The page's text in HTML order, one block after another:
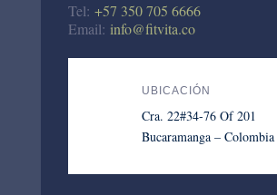
Tel: +57 350 705 6666
Email: info@fitvita.co
UBICACIÓN
Cra. 22#34-76 Of 201
Bucaramanga – Colombia